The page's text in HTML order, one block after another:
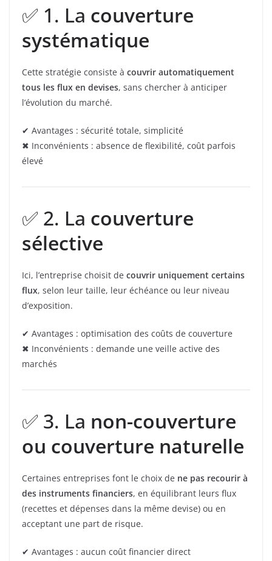
✅ 1. La couverture
systématique
Cette stratégie consiste à couvrir automatiquement
tous les flux en devises, sans chercher à anticiper
l’évolution du marché.
✔ Avantages : sécurité totale, simplicité
✖ Inconvénients : absence de flexibilité, coût parfois
élevé
✅ 2. La couverture
sélective
Ici, l’entreprise choisit de couvrir uniquement certains
flux, selon leur taille, leur échéance ou leur niveau
d’exposition.
✔ Avantages : optimisation des coûts de couverture
✖ Inconvénients : demande une veille active des
marchés
✅ 3. La non-couverture
ou couverture naturelle
Certaines entreprises font le choix de ne pas recourir à
des instruments financiers, en équilibrant leurs flux
(recettes et dépenses dans la même devise) ou en
acceptant une part de risque.
✔ Avantages : aucun coût financier direct